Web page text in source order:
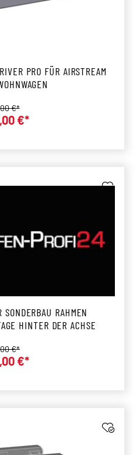
PRO FÜR AIRSTREAM
Verkaufspreis:
€*
Preis:
€*
HINTER DER ACHSE
Verkaufspreis:
€*
Preis:
€*